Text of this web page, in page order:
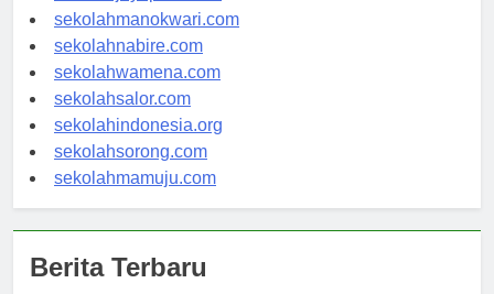
sekolahjayapura.com
sekolahmanokwari.com
sekolahnabire.com
sekolahwamena.com
sekolahsalor.com
sekolahindonesia.org
sekolahsorong.com